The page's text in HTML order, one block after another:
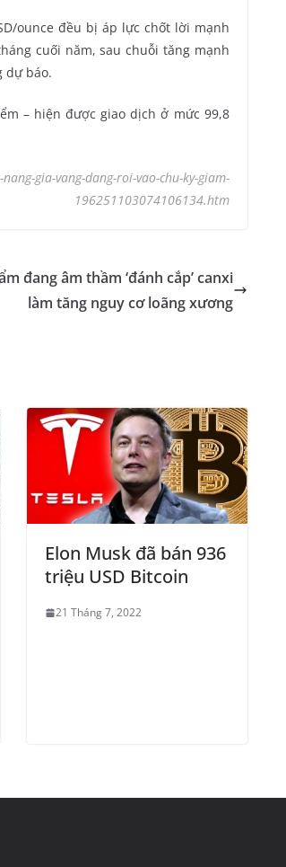
ounce đều bị áp lực chốt lời mạnh
cuối năm, sau chuỗi tăng mạnh
dự báo.
– hiện được giao dịch ở mức 99,8
gia-vang-dang-roi-vao-chu-ky-giam-
196251103074106134.htm
đang âm thầm ‘đánh cắp’ canxi
làm tăng nguy cơ loãng xương
Elon Musk đã bán 936
triệu USD Bitcoin
21 Tháng 7, 2022